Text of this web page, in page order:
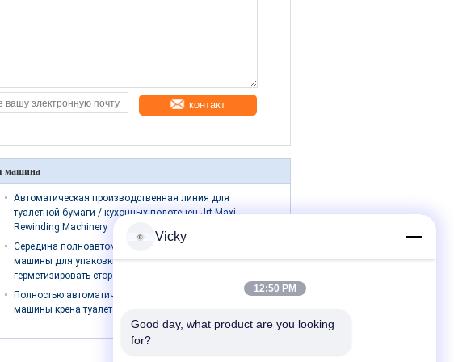
контакт
машина
Автоматическая производственная линия для
туалетной бумаги / кухонных полотенец Jrt Maxi
Rewinding Machinery
Середина полноавтоматической одиночной бумажной
машины для упаковки крена высокоскоростные/
герметизировать сторон
Полностью автоматический быстрый ход пакуя
машины крена туалета одиночный
Vicky
12:50 PM
Good day, what product are you looking
for?